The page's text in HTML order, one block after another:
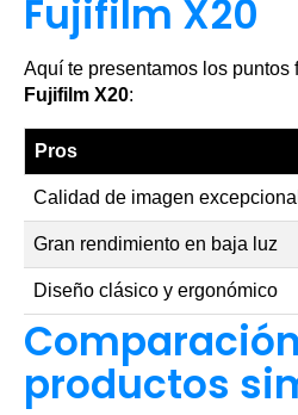
Fujifilm X20
Aquí te presentamos los puntos
Fujifilm X20:
Pros
Calidad de imagen excepcional
Gran rendimiento en baja luz
Diseño clásico y ergonómico
productos